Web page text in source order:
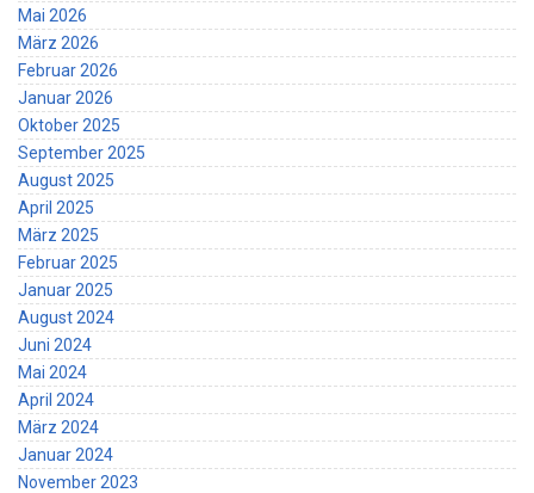
Mai 2026
März 2026
Februar 2026
Januar 2026
Oktober 2025
September 2025
August 2025
April 2025
März 2025
Februar 2025
Januar 2025
August 2024
Juni 2024
Mai 2024
April 2024
März 2024
Januar 2024
November 2023